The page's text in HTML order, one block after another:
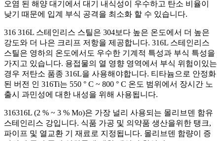
오염 된 해양 대기에서 대기 내식성이 우수하고 탄소 비율이
낮기 때문에 입계 부식 공격을 최소화 할 수 있습니다.
316 316L 스테인리스 스틸은 304보다 높은 온도에서 더 높은
강도와 더 나은 크리프 저항을 제공합니다. 316L 스테인리스
스틸은 영하의 온도에서도 우수한 기계적 특성과 부식 특성을
가지고 있습니다. 용접물의 열 영향 영역에서 부식 위험이있는
경우 저탄소 품종 316L을 사용해야합니다. 티타늄으로 안정화
된 버전 인 316Ti는 550 ° C ~ 800 ° C 온도 범위에서 장시간 노
출시 과민성에 대한 내성을 위해 사용됩니다.
316316L (2 % ~ 3 % Mo)은 가장 널리 사용되는 몰리브덴 함유
스테인리스 강입니다. 식품 가공 및 의약품 생산을위한 탱크,
파이프 및 열교환 기 재료로 지정됩니다. 몰리브덴 함량이 증